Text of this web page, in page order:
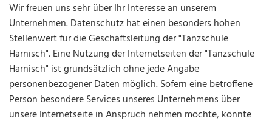
Wir freuen uns sehr über Ihr Interesse an unserem
Unternehmen. Datenschutz hat einen besonders hohen
Stellenwert für die Geschäftsleitung der "Tanzschule
Harnisch". Eine Nutzung der Internetseiten der "Tanzschule
Harnisch" ist grundsätzlich ohne jede Angabe
personenbezogener Daten möglich. Sofern eine betroffene
Person besondere Services unseres Unternehmens über
unsere Internetseite in Anspruch nehmen möchte, könnte